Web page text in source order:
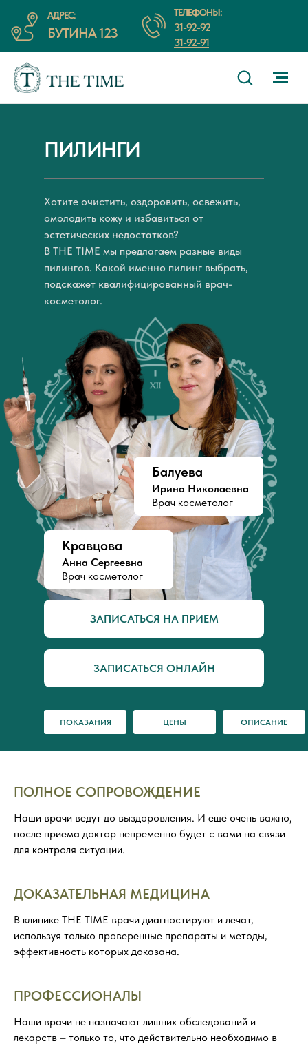
АДРЕС:
БУТИНА 123
ТЕЛЕФОНЫ:
31-92-92
31-92-91
ПИЛИНГИ
Хотите очистить, оздоровить, освежить,
омолодить кожу и избавиться от
эстетических недостатков?
В THE TIME мы предлагаем разные виды
пилингов. Какой именно пилинг выбрать,
подскажет квалифицированный врач-
косметолог.
ЗАПИСАТЬСЯ ОНЛАЙН
ЗАПИСАТЬСЯ НА ПРИЕМ
Кравцова
Анна Сергеевна
Врач косметолог
Балуева
Ирина Николаевна
Врач косметолог
ПОКАЗАНИЯ ЦЕНЫ ОПИСАНИЕ
ПОЛНОЕ СОПРОВОЖДЕНИЕ
Наши врачи ведут до выздоровления. И ещё очень важно,
после приема доктор непременно будет с вами на связи
для контроля ситуации.
ДОКАЗАТЕЛЬНАЯ МЕДИЦИНА
В клинике THE TIME врачи диагностируют и лечат,
используя только проверенные препараты и методы,
эффективность которых доказана.
ПРОФЕССИОНАЛЫ
Наши врачи не назначают лишних обследований и
лекарств – только то, что действительно необходимо в